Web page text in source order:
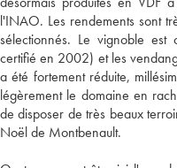
l'INAO. Les rendements sont
sélectionnés. Le vignoble
certifié en 2002) et les
a été fortement réduite,
légèrement le domaine en
de disposer de très beaux
Noël de Montbenault.